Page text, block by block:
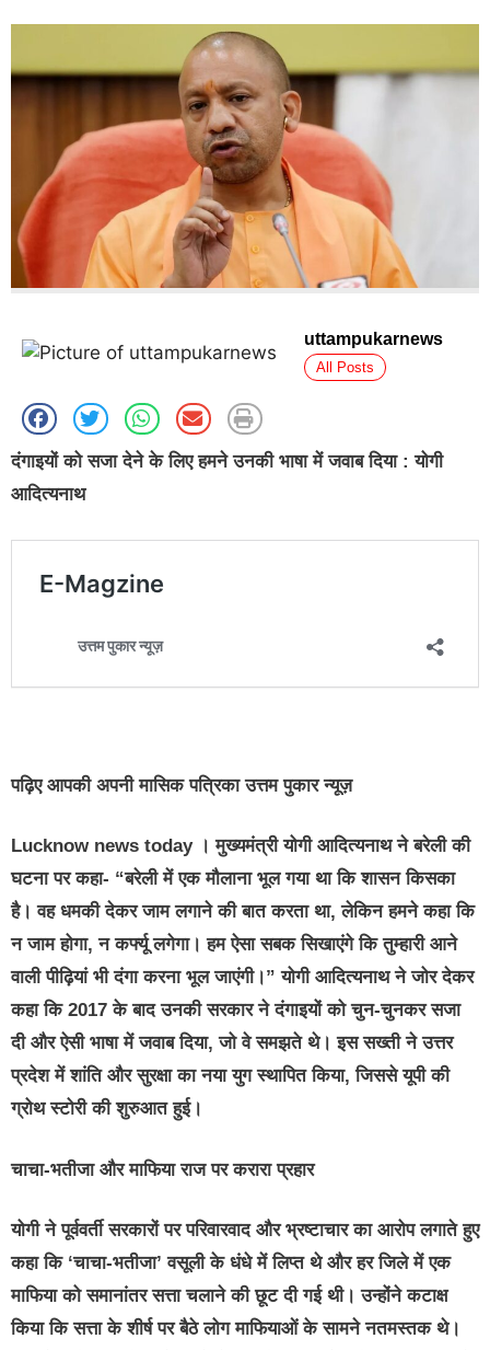
uttampukarnews
All Posts
दंगाइयों को सजा देने के लिए हमने उनकी भाषा में जवाब दिया : योगी
आदित्यनाथ
पढ़िए आपकी अपनी मासिक पत्रिका उत्तम पुकार न्यूज़
Lucknow news today । मुख्यमंत्री योगी आदित्यनाथ ने बरेली की
घटना पर कहा- “बरेली में एक मौलाना भूल गया था कि शासन किसका
है। वह धमकी देकर जाम लगाने की बात करता था, लेकिन हमने कहा कि
न जाम होगा, न कर्फ्यू लगेगा। हम ऐसा सबक सिखाएंगे कि तुम्हारी आने
वाली पीढ़ियां भी दंगा करना भूल जाएंगी।” योगी आदित्यनाथ ने जोर देकर
कहा कि 2017 के बाद उनकी सरकार ने दंगाइयों को चुन-चुनकर सजा
दी और ऐसी भाषा में जवाब दिया, जो वे समझते थे। इस सख्ती ने उत्तर
प्रदेश में शांति और सुरक्षा का नया युग स्थापित किया, जिससे यूपी की
ग्रोथ स्टोरी की शुरुआत हुई।
चाचा-भतीजा और माफिया राज पर करारा प्रहार
योगी ने पूर्ववर्ती सरकारों पर परिवारवाद और भ्रष्टाचार का आरोप लगाते हुए
कहा कि ‘चाचा-भतीजा’ वसूली के धंधे में लिप्त थे और हर जिले में एक
माफिया को समानांतर सत्ता चलाने की छूट दी गई थी। उन्होंने कटाक्ष
किया कि सत्ता के शीर्ष पर बैठे लोग माफियाओं के सामने नतमस्तक थे।